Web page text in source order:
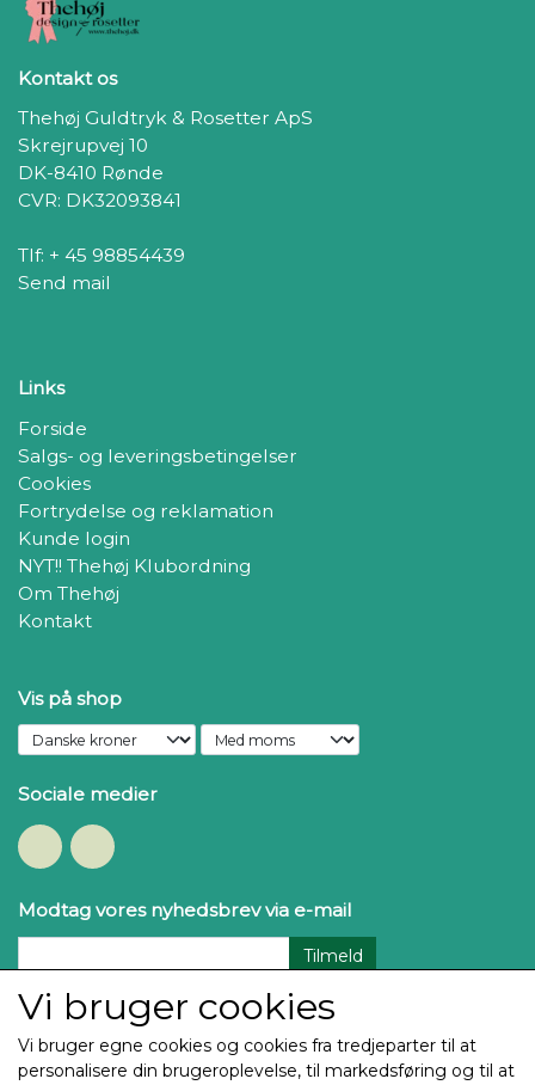
Kontakt os
Thehøj Guldtryk & Rosetter ApS
Skrejrupvej 10
DK-8410 Rønde
CVR: DK32093841
Tlf: + 45 98854439
Send mail
Links
Forside
Salgs- og leveringsbetingelser
Cookies
Fortrydelse og reklamation
Kunde login
NYT!! Thehøj Klubordning
Om Thehøj
Kontakt
Vis på shop
Sociale medier
Modtag vores nyhedsbrev via e-mail
Tilmeld
Vi bruger cookies
Vi bruger egne cookies og cookies fra tredjeparter til at
personalisere din brugeroplevelse, til markedsføring og til at